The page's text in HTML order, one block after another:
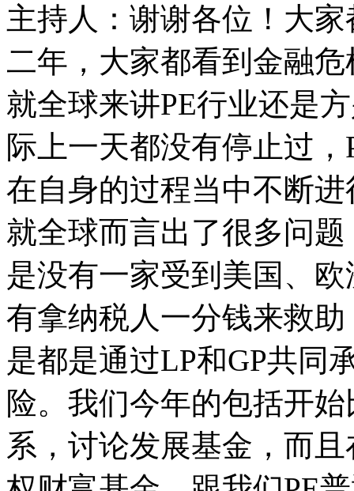
主持人：谢谢各位！大
二年，大家都看到金融
就全球来讲PE行业还是
际上一天都没有停止过
在自身的过程当中不断
就全球而言出了很多问
是没有一家受到美国、
有拿纳税人一分钱来救
是都是通过LP和GP共同
险。我们今年的包括开
系，讨论发展基金，而